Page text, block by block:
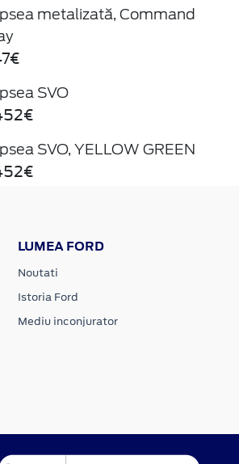
metalizată, Command
SVO
SVO, YELLOW GREEN
LUMEA FORD
Noutati
Istoria Ford
Mediu inconjurator